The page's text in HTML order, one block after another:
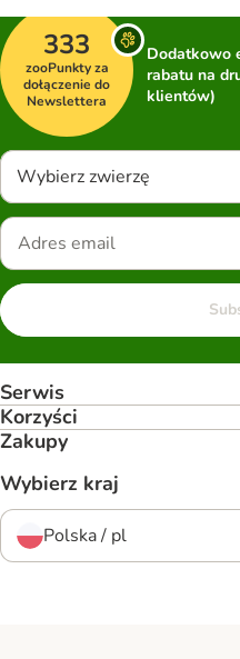
333
zooPunkty za
dołączenie do
Newslettera
Dodatkowo
rabatu na
klientów)
Wybierz zwierzę
Serwis
Korzyści
Zakupy
Wybierz kraj
Polska / pl